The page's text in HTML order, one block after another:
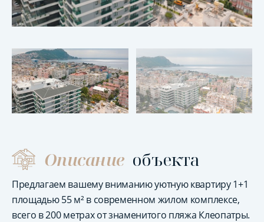
Описание объекта
Предлагаем вашему вниманию уютную квартиру 1+1
площадью 55 м² в современном жилом комплексе,
всего в 200 метрах от знаменитого пляжа Клеопатры.